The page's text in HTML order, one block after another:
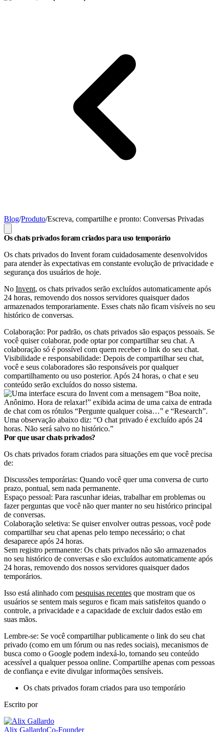
Blog/Produto/Escreva, compartilhe e pronto: Conversas Privadas
Os chats privados foram criados para uso temporário
Os chats privados do Invent foram cuidadosamente desenvolvidos
para atender às expectativas em constante evolução de privacidade e
segurança dos usuários de hoje.
No Invent, os chats privados serão excluídos automaticamente após
24 horas, removendo dos nossos servidores quaisquer dados
armazenados temporariamente. Esses chats não ficam visíveis no seu
histórico de conversas.
Colaboração: Por padrão, os chats privados são espaços pessoais. Se
você quiser colaborar, pode optar por compartilhar seu chat. A
colaboração só é possível com quem receber o link do seu chat.
Visibilidade e responsabilidade: Depois de compartilhar seu chat,
você e seus colaboradores são responsáveis por qualquer
compartilhamento ou uso posterior. Após 24 horas, o chat e seu
conteúdo serão excluídos do nosso sistema.
Por que usar chats privados?
Os chats privados foram criados para situações em que você precisa
de:
Discussões temporárias: Quando você quer uma conversa de curto
prazo, pontual, sem nada permanente.
Espaço pessoal: Para rascunhar ideias, trabalhar em problemas ou
fazer perguntas que você não quer manter no seu histórico principal
de conversas.
Colaboração seletiva: Se quiser envolver outras pessoas, você pode
compartilhar seu chat apenas pelo tempo necessário; o chat
desaparece após 24 horas.
Sem registro permanente: Os chats privados não são armazenados
no seu histórico de conversas e são excluídos automaticamente após
24 horas, removendo dos nossos servidores quaisquer dados
temporários.
Isso está alinhado com pesquisas recentes que mostram que os
usuários se sentem mais seguros e ficam mais satisfeitos quando o
controle, a privacidade e a capacidade de excluir dados estão em
suas mãos.
Lembre-se: Se você compartilhar publicamente o link do seu chat
privado (como em um fórum ou nas redes sociais), mecanismos de
busca como o Google podem indexá-lo, tornando seu conteúdo
acessível a qualquer pessoa online. Compartilhe apenas com pessoas
de confiança e evite divulgar informações sensíveis.
Os chats privados foram criados para uso temporário
Escrito por
Alix GallardoCo-Founder